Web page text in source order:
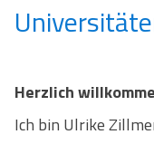
Herzlich
Ich bin Ulrike